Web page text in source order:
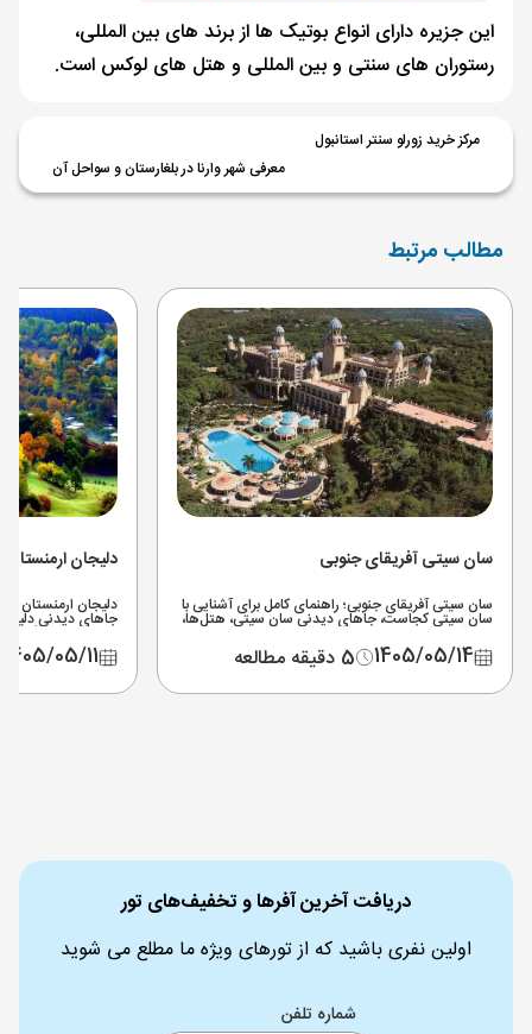
این جزیره دارای انواع بوتیک ها از برند های بین المللی،
رستوران های سنتی و بین المللی و هتل های لوکس است.
مرکز خرید زورلو سنتر استانبول
معرفی شهر وارنا در بلغارستان و سواحل آن
مطالب مرتبط
سان سیتی آفریقای جنوبی
سان سیتی آفریقای جنوبی؛ راهنمای کامل برای آشنایی با
سان سیتی کجاست، جاهای دیدنی سان سیتی، هتل‌ها،
پارک آبی، سافاری نزدیک سان سیتی و مسیر دسترسی از
ژوهانسبورگ.
1405/05/14 5 دقیقه مطالعه
دلیجان ارمنستان
دلیجان ارمنستان
جاهای دیدنی
شرایط طبیعت‌گردی
1405/05/11
دریافت آخرین آفرها و تخفیف‌های تور
اولین نفری باشید که از تورهای ویژه ما مطلع می شوید
شماره تلفن